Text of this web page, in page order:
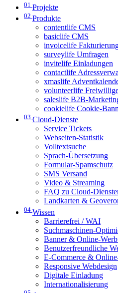
01 Projekte
02 Produkte
contentlife CMS
basiclife CMS
invoicelife
surveylife Umfragen
invitelife Einladungen
contactlife
xmaslife
volunteerlife
saleslife B2B-
cookielife Cookie-
03 Cloud-Dienste
Service Tickets
Webseiten-Statistik
Volltextsuche
Sprach-Übersetzung
Formular-Spamschutz
SMS Versand
Video & Streaming
FAQ zu Cloud-
Landkarten &
04 Wissen
Barrierefrei / WAI
Suchmaschinen-
Banner & Online-
Benutzerfreundliche
E-Commerce &
Responsive Webdesign
Digitale Einladung
Internationalisierung